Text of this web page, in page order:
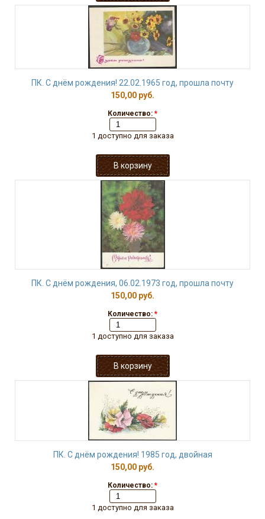
ПК. С днём рождения! 22.02.1965 год, прошла почту
150,00 руб.
Количество: *
1 доступно для заказа
ПК. С днём рождения, 06.02.1973 год, прошла почту
150,00 руб.
Количество: *
1 доступно для заказа
ПК. С днём рождения! 1985 год, двойная
150,00 руб.
Количество: *
1 доступно для заказа